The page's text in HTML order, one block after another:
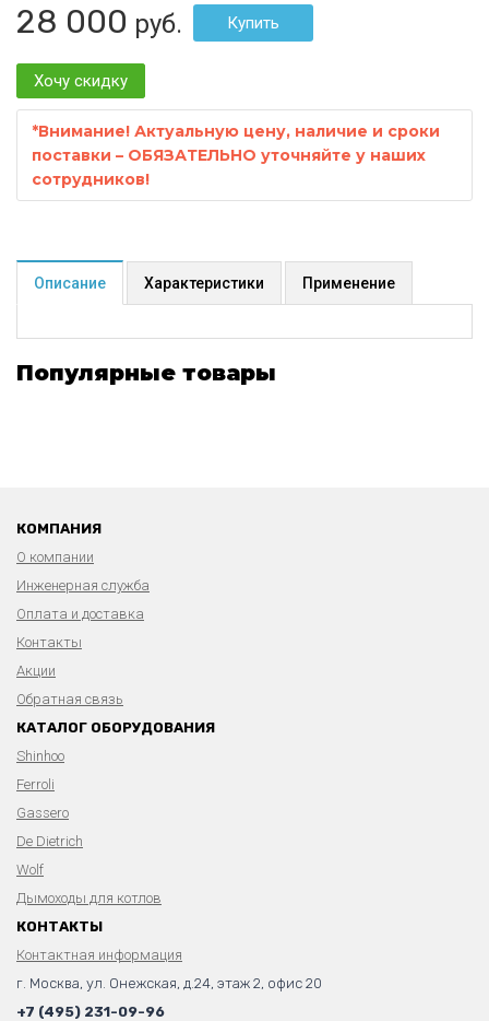
28 000 руб.
Хочу скидку
*Внимание! Актуальную цену, наличие и сроки
поставки – ОБЯЗАТЕЛЬНО уточняйте у наших
сотрудников!
Описание Характеристики Применение
Популярные товары
КОМПАНИЯ
О компании
Инженерная служба
Оплата и доставка
Контакты
Акции
Обратная связь
КАТАЛОГ ОБОРУДОВАНИЯ
Shinhoo
Ferroli
Gassero
De Dietrich
Wolf
Дымоходы для котлов
КОНТАКТЫ
Контактная информация
г. Москва, ул. Онежская, д.24, этаж 2, офис 20
+7 (495) 231-09-96